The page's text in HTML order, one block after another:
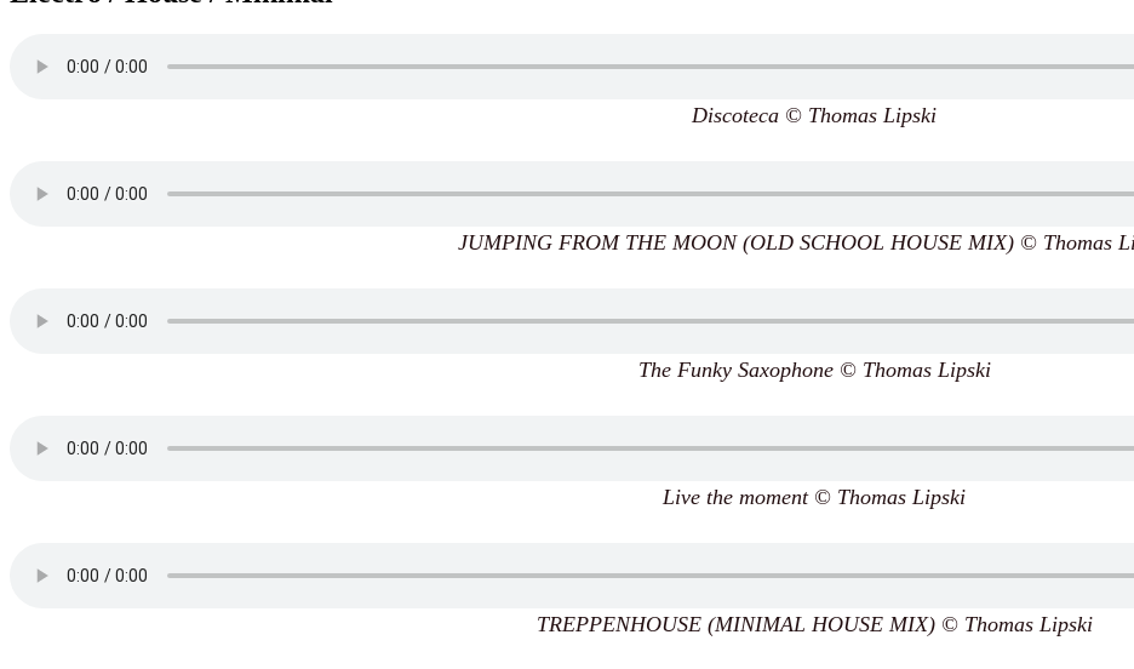
Discoteca © Thomas Lipski
JUMPING FROM THE MOON (OLD SCHOOL HOUSE MIX) © Thomas
The Funky Saxophone © Thomas Lipski
Live the moment © Thomas Lipski
TREPPENHOUSE (MINIMAL HOUSE MIX) © Thomas Lipski